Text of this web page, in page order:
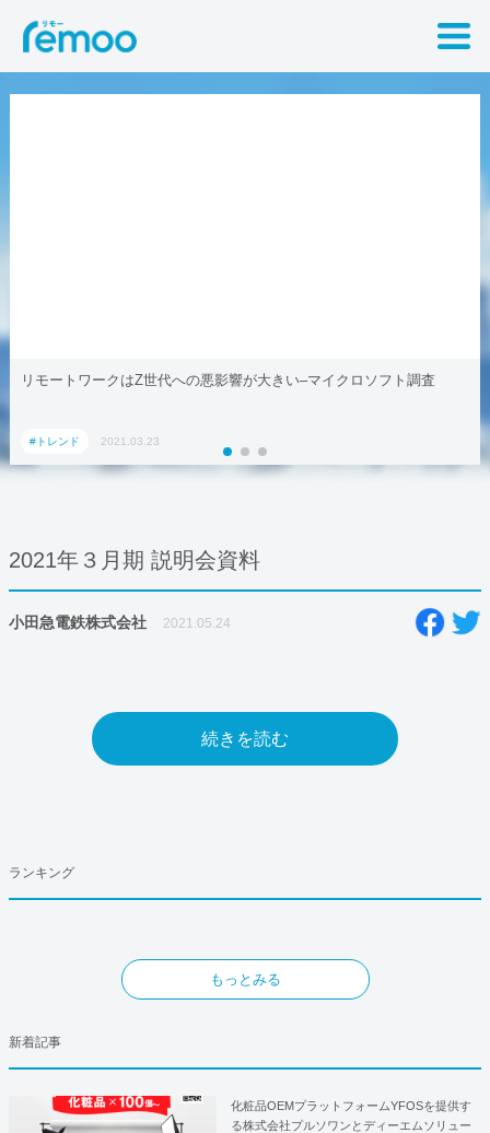
リモートワークはZ世代への悪影響が大きい–マイクロソフト調査
#トレンド 2021.03.23
2021年３月期 説明会資料
小田急電鉄株式会社 2021.05.24
続きを読む
ランキング
もっとみる
新着記事
化粧品OEMプラットフォームYFOSを提供す
る株式会社プルソワンとディーエムソリュー